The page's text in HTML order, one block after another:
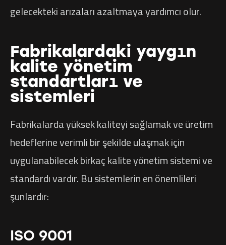
gelecekteki arızaları azaltmaya yardımcı olur.
Fabrikalardaki yaygın
kalite yönetim
standartları ve
sistemleri
Fabrikalarda yüksek kaliteyi sağlamak ve üretim
hedeflerine verimli bir şekilde ulaşmak için
uygulanabilecek birkaç kalite yönetim sistemi ve
standardı vardır. Bu sistemlerin en önemlileri
şunlardır:
ISO 9001